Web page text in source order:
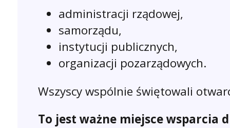
administracji rządowej,
samorządu,
instytucji publicznych,
organizacji pozarządowych.
Wszyscy wspólnie świętowali
To jest ważne miejsce wsparcia